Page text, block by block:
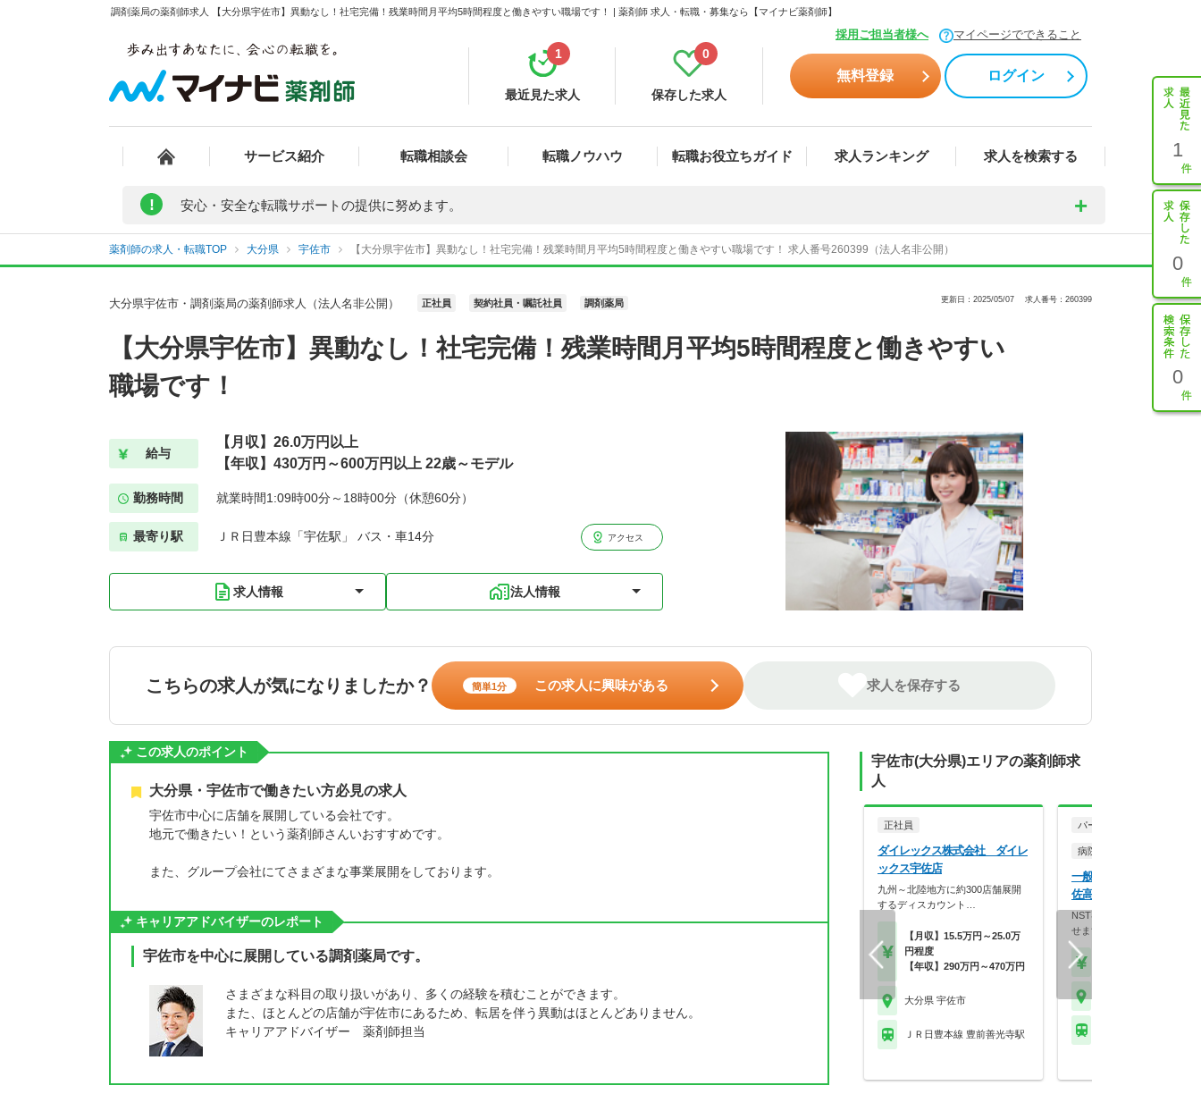
調剤薬局の薬剤師求人 【大分県宇佐市】異動なし！社宅完備！残業時間月平均5時間程度と働きやすい職場です！ | 薬剤師 求人・転職・募集なら【マイナビ薬剤師】
採用ご担当者様へ マイページでできること
最近見た求人
1
保存した求人
0
無料登録 ログイン
サービス紹介 転職相談会 転職ノウハウ 転職お役立ちガイド 求人ランキング 求人を検索する 1
0
0
! 安心・安全な転職サポートの提供に努めます。
薬剤師の求人・転職TOP 大分県 宇佐市 【大分県宇佐市】異動なし！社宅完備！残業時間月平均5時間程度と働きやすい職場です！ 求人番号260399（法人名非公開）
大分県宇佐市・調剤薬局の薬剤師求人（法人名非公開） 正社員 契約社員・嘱託社員 調剤薬局 更新日：2025/05/07 求人番号：260399
【大分県宇佐市】異動なし！社宅完備！残業時間月平均5時間程度と働きやすい
職場です！
給与
【月収】26.0万円以上
【年収】430万円～600万円以上 22歳～モデル
勤務時間 就業時間1:09時00分～18時00分（休憩60分）
最寄り駅 ＪＲ日豊本線「宇佐駅」 バス・車14分 アクセス
求人情報 法人情報
こちらの求人が気になりましたか？ 簡単1分 この求人に興味がある 求人を保存する
この求人のポイント
大分県・宇佐市で働きたい方必見の求人
宇佐市中心に店舗を展開している会社です。
地元で働きたい！という薬剤師さんいおすすめです。
また、グループ会社にてさまざまな事業展開をしております。
キャリアアドバイザーのレポート
宇佐市を中心に展開している調剤薬局です。
さまざまな科目の取り扱いがあり、多くの経験を積むことができます。
また、ほとんどの店舗が宇佐市にあるため、転居を伴う異動はほとんどありません。
キャリアアドバイザー 薬剤師担当
宇佐市(大分県)エリアの薬剤師求
人
正社員
ダイレックス株式会社 ダイレ
ックス宇佐店
九州～北陸地方に約300店舗展開
するディスカウント…
【月収】15.5万円～25.0万
円程度
【年収】290万円～470万円
大分県 宇佐市
ＪＲ日豊本線 豊前善光寺駅
パート・アルバイト
病院・クリニック
一般社団法人宇佐市医師
佐高田医師会病院
NST専門療法士の資格取得
せます！！ワークバ…